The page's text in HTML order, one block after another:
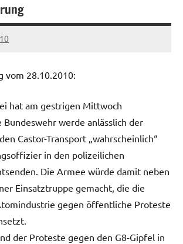
vom 28.10.2010:
hat am gestrigen Mittwoch
werde anlässlich der
Castor-Transport „wahrscheinlich“
in den polizeilichen
Die Armee würde damit neben
Einsatztruppe gemacht, die die
gegen öffentliche Proteste
der Proteste gegen den G8-Gipfel in